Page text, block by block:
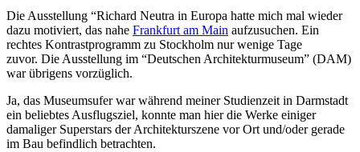
Die Ausstellung “Richard Neutra in Europa hatte mich mal wieder
dazu motiviert, das nahe Frankfurt am Main aufzusuchen. Ein
rechtes Kontrastprogramm zu Stockholm nur wenige Tage
zuvor. Die Ausstellung im “Deutschen Architekturmuseum” (DAM)
war übrigens vorzüglich.
Ja, das Museumsufer war während meiner Studienzeit in Darmstadt
ein beliebtes Ausflugsziel, konnte man hier die Werke einiger
damaliger Superstars der Architekturszene vor Ort und/oder gerade
im Bau befindlich betrachten.